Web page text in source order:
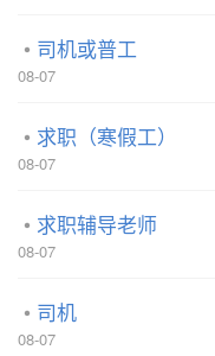
司机或普工
08-07
求职（寒假工）
08-07
求职辅导老师
08-07
司机
08-07